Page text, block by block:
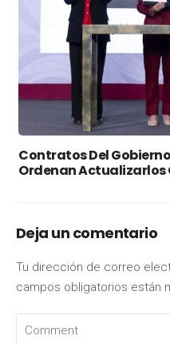
Contratos Del
Ordenan Actualizarlos
Deja un comentario
Tu dirección de correo
campos obligatorios están